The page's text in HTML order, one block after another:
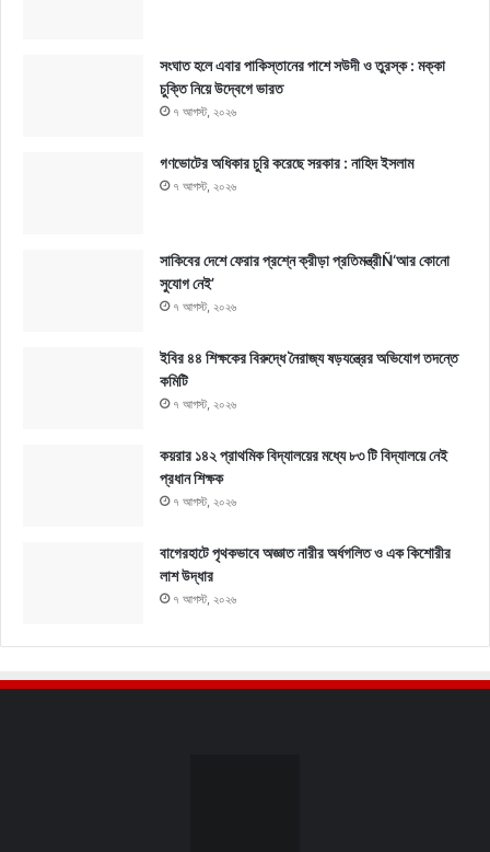
সংঘাত হলে এবার পাকিস্তানের পাশে সউদী ও তুরস্ক : মক্কা
চুক্তি নিয়ে উদ্বেগে ভারত
৭ আগস্ট, ২০২৬
গণভোটের অধিকার চুরি করেছে সরকার : নাহিদ ইসলাম
৭ আগস্ট, ২০২৬
সাকিবের দেশে ফেরার প্রশ্নে ক্রীড়া প্রতিমন্ত্রীÑ‘আর কোনো
সুযোগ নেই’
৭ আগস্ট, ২০২৬
ইবির ৪৪ শিক্ষকের বিরুদ্ধে নৈরাজ্য ষড়যন্ত্রের অভিযোগ তদন্তে
কমিটি
৭ আগস্ট, ২০২৬
কয়রার ১৪২ প্রাথমিক বিদ্যালয়ের মধ্যে ৮৩ টি বিদ্যালয়ে নেই
প্রধান শিক্ষক
৭ আগস্ট, ২০২৬
বাগেরহাটে পৃথকভাবে অজ্ঞাত নারীর অর্ধগলিত ও এক কিশোরীর
লাশ উদ্ধার
৭ আগস্ট, ২০২৬